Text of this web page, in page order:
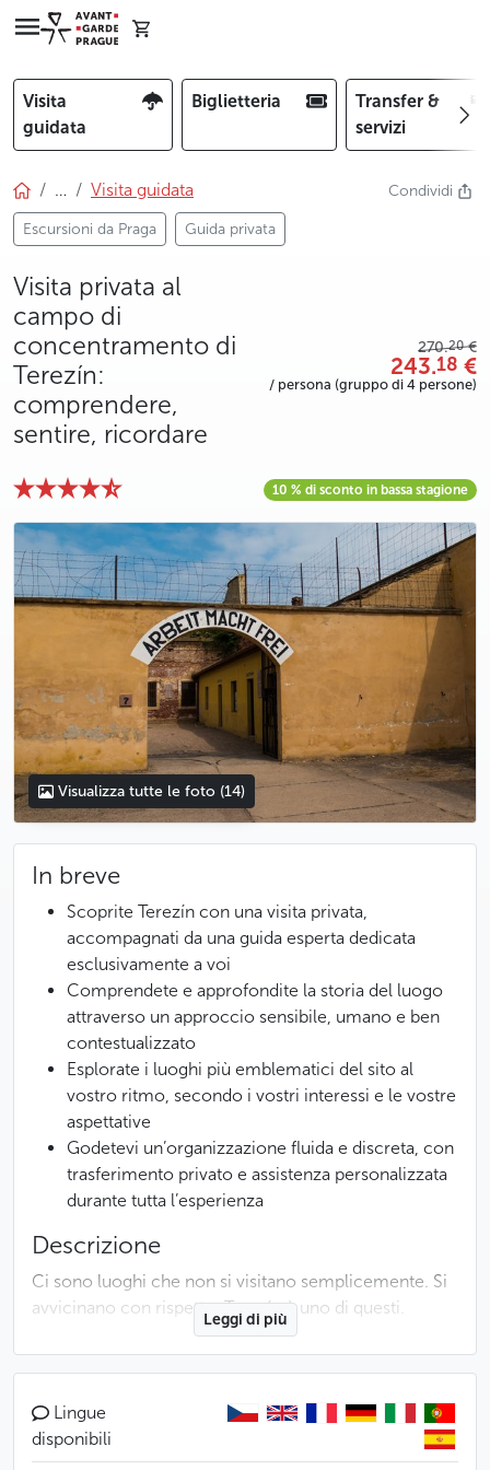
Visita
guidata
Biglietteria
Transfer &
servizi
… Visita guidata
Escursioni da Praga Guida privata
Condividi
Visita privata al
campo di
concentramento di
Terezín:
comprendere,
sentire, ricordare
270.20€
243.18 €
/ persona (gruppo di 4 persone)
10 % di sconto in bassa stagione
photo 5
photo 6
photo 7
photo 8
photo 9
photo 10
photo 11
photo 12
photo 13
photo 14
Visualizza tutte le foto (14)
In breve
Scoprite Terezín con una visita privata,
accompagnati da una guida esperta dedicata
esclusivamente a voi
Comprendete e approfondite la storia del luogo
attraverso un approccio sensibile, umano e ben
contestualizzato
Esplorate i luoghi più emblematici del sito al
vostro ritmo, secondo i vostri interessi e le vostre
aspettative
Godetevi un’organizzazione fluida e discreta, con
trasferimento privato e assistenza personalizzata
durante tutta l’esperienza
Descrizione
Ci sono luoghi che non si visitano semplicemente. Si
avvicinano con rispetto. Terezín è uno di questi.
A circa un’ora da Praga, questa antica città fortificata
Guerra Mondiale in un ghetto e in un campo di
transito. Più di 150.000 ebrei vi furono deportati,
prima di essere trasferiti in gran parte nei campi di
Leggi di più
Lingue
disponibili